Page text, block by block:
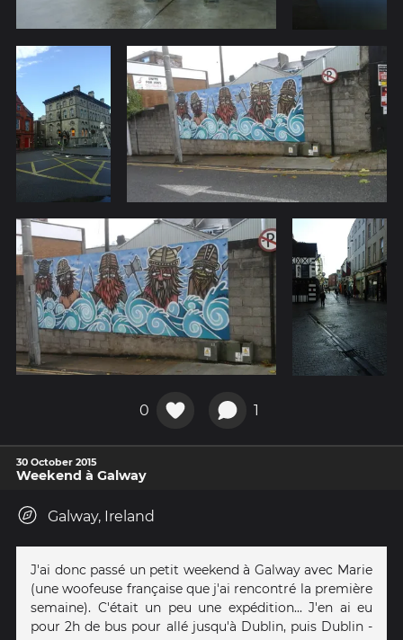
0 1
30 October 2015
Weekend à Galway
Galway, Ireland
J'ai donc passé un petit weekend à Galway avec Marie
(une woofeuse française que j'ai rencontré la première
semaine). C'était un peu une expédition... J'en ai eu
pour 2h de bus pour allé jusqu'à Dublin, puis Dublin -